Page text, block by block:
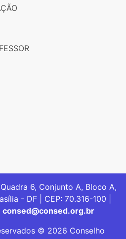
6, Conjunto A, Bloco A,
- DF | CEP: 70.316-100 |
consed@consed.org.br
© 2026 Conselho